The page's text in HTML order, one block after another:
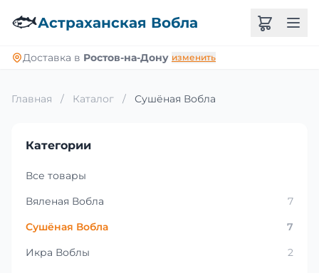
🐟Астраханская Вобла
Доставка в Ростов-на-Дону изменить
Главная / Каталог / Сушёная Вобла
Категории
Все товары
Вяленая Вобла
7
Сушёная Вобла
7
Икра Воблы
2